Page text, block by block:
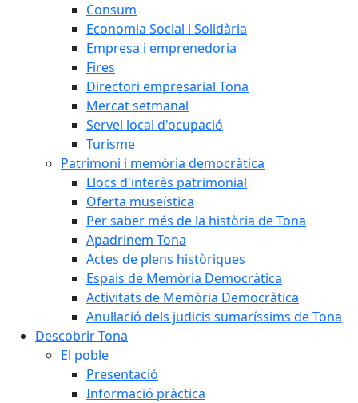
Consum
Economia Social i Solidària
Empresa i emprenedoria
Fires
Directori empresarial Tona
Mercat setmanal
Servei local d'ocupació
Turisme
Patrimoni i memòria democràtica
Llocs d'interès patrimonial
Oferta museística
Per saber més de la història de Tona
Apadrinem Tona
Actes de plens històriques
Espais de Memòria Democràtica
Activitats de Memòria Democràtica
Anul·lació dels judicis sumaríssims de Tona
Descobrir Tona
El poble
Presentació
Informació pràctica